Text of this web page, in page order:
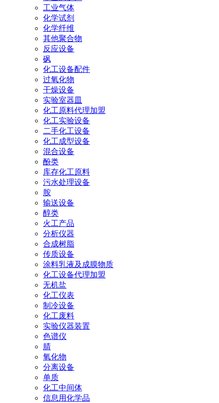
工业气体
化学试剂
化学纤维
其他聚合物
反应设备
砜
化工设备配件
过氧化物
干燥设备
实验室器皿
化工原料代理加盟
化工实验设备
二手化工设备
化工成型设备
混合设备
酚类
库存化工原料
污水处理设备
胺
输送设备
醇类
火工产品
分析仪器
合成树脂
传质设备
涂料乳液及成膜物质
化工设备代理加盟
无机盐
化工仪表
制冷设备
化工废料
实验仪器装置
色谱仪
腈
氧化物
分离设备
单质
化工中间体
信息用化学品